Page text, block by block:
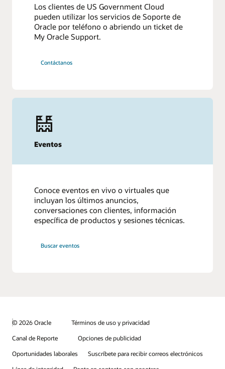
Los clientes de US Government Cloud
pueden utilizar los servicios de Soporte de
Oracle por teléfono o abriendo un ticket de
My Oracle Support.
Contáctanos
Eventos
Conoce eventos en vivo o virtuales que
incluyan los últimos anuncios,
conversaciones con clientes, información
específica de productos y sesiones técnicas.
Buscar eventos
© 2026 Oracle
Términos de uso y privacidad
Canal de Reporte
Opciones de publicidad
Oportunidades laborales
Suscríbete para recibir correos electrónicos